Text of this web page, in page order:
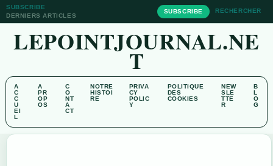
SUBSCRIBE
DERNIERS ARTICLES
SUBSCRIBE RECHERCHER
LEPOINTJOURNAL.NE
T
A
C
C
U
EI
L
A
PR
OP
OS
C
O
NT
A
CT
NOTRE
HISTOI
RE
PRIVA
CY
POLIC
Y
POLITIQUE
DES
COOKIES
NEW
SLE
TTE
R
B
L
O
G